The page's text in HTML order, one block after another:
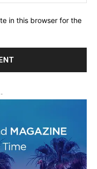
in this browser for the